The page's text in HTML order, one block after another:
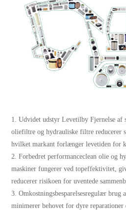
1. Udvidet udstyr Levetilby Fjernelse af
oliefiltre og hydrauliske filtre reducerer
hvilket markant forlænger levetiden for
2. Forbedret performanceclean olie og
maskiner fungerer ved topeffektivitet,
reducerer risikoen for uventede
3. Omkostningsbesparelsesregulær
minimerer behovet for dyre